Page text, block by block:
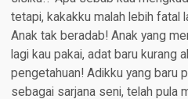
tetapi, kakakku malah lebih fatal
Anak tak beradab! Anak yang
lagi kau pakai, adat baru kurang
pengetahuan! Adikku yang baru
sebagai sarjana seni, telah pula